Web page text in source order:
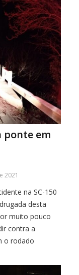
ponte em
2021
na SC-150
desta
muito pouco
contra a
o rodado